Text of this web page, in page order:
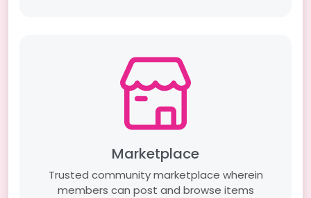
Marketplace
Trusted community marketplace wherein
members can post and browse items